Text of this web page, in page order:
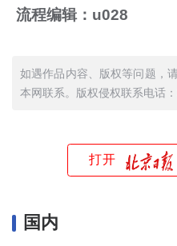
流程编辑：u028
如遇作品内容、版权等问题，
本网联系。版权侵权联系电话
打开
国内